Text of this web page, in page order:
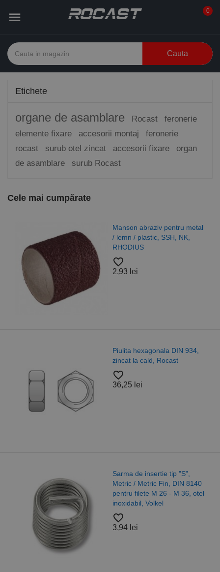
 0
Cauta
Etichete
organe de asamblare Rocast
feronerie
elemente fixare
accesorii montaj
feronerie
rocast
surub otel zincat accesorii fixare
organ
de asamblare
surub Rocast
Cele mai cumpărate
Manson abraziv pentru metal
/ lemn / plastic, SSH, NK,
RHODIUS
favorite_border
2,93 lei
Piulita hexagonala DIN 934,
zincat la cald, Rocast
favorite_border
36,25 lei
Sarma de insertie tip "S",
Metric / Metric Fin, DIN 8140
pentru filete M 26 - M 36, otel
inoxidabil, Volkel
favorite_border
3,94 lei